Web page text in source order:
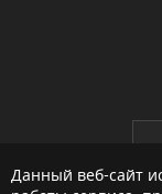
Данный веб-сайт